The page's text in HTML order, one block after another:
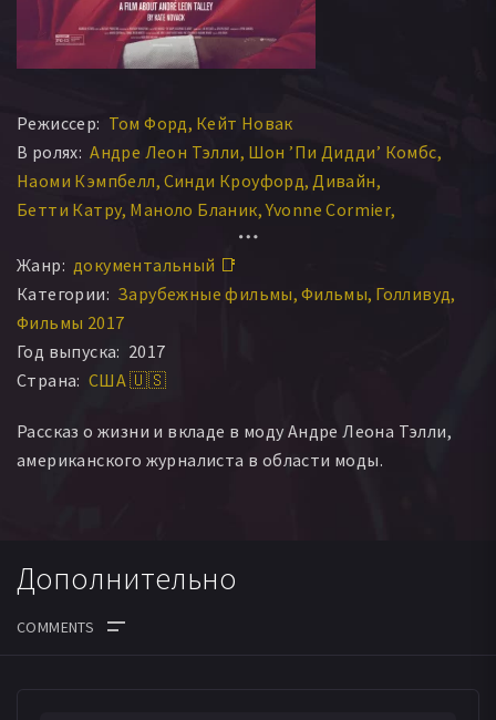
Режиссер: Том Форд Кейт Новак
В ролях: Андре Леон Тэлли Шон ’Пи Дидди’ Комбс
Наоми Кэмпбелл Синди Кроуфорд Дивайн
Бетти Катру Маноло Бланик Yvonne Cormier
Жанр: документальный 📑
Категории: Зарубежные фильмы Фильмы Голливуд
Фильмы 2017
Год выпуска: 2017
Страна: США 🇺🇸
Рассказ о жизни и вкладе в моду Андре Леона Тэлли,
американского журналиста в области моды.
Дополнительно